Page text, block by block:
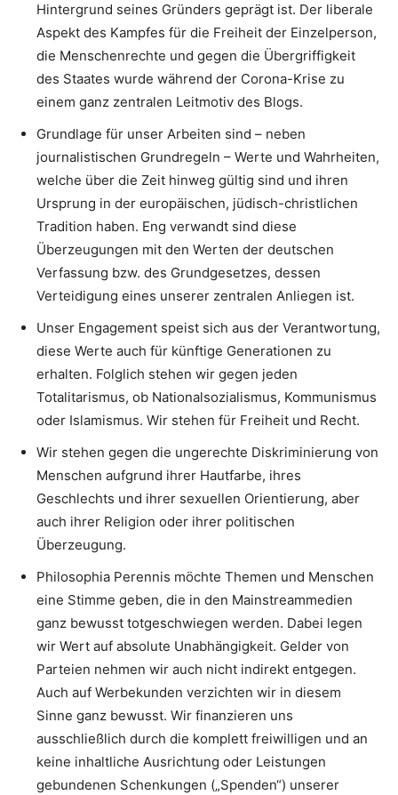
Hintergrund seines Gründers geprägt ist. Der liberale
Aspekt des Kampfes für die Freiheit der Einzelperson,
die Menschenrechte und gegen die Übergriffigkeit
des Staates wurde während der Corona-Krise zu
einem ganz zentralen Leitmotiv des Blogs.
Grundlage für unser Arbeiten sind – neben
journalistischen Grundregeln – Werte und Wahrheiten,
welche über die Zeit hinweg gültig sind und ihren
Ursprung in der europäischen, jüdisch-christlichen
Tradition haben. Eng verwandt sind diese
Überzeugungen mit den Werten der deutschen
Verfassung bzw. des Grundgesetzes, dessen
Verteidigung eines unserer zentralen Anliegen ist.
Unser Engagement speist sich aus der Verantwortung,
diese Werte auch für künftige Generationen zu
erhalten. Folglich stehen wir gegen jeden
Totalitarismus, ob Nationalsozialismus, Kommunismus
oder Islamismus. Wir stehen für Freiheit und Recht.
Wir stehen gegen die ungerechte Diskriminierung von
Menschen aufgrund ihrer Hautfarbe, ihres
Geschlechts und ihrer sexuellen Orientierung, aber
auch ihrer Religion oder ihrer politischen
Überzeugung.
Philosophia Perennis möchte Themen und Menschen
eine Stimme geben, die in den Mainstreammedien
ganz bewusst totgeschwiegen werden. Dabei legen
wir Wert auf absolute Unabhängigkeit. Gelder von
Parteien nehmen wir auch nicht indirekt entgegen.
Auch auf Werbekunden verzichten wir in diesem
Sinne ganz bewusst. Wir finanzieren uns
ausschließlich durch die komplett freiwilligen und an
keine inhaltliche Ausrichtung oder Leistungen
gebundenen Schenkungen („Spenden“) unserer